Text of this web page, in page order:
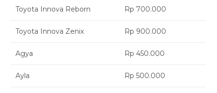
Toyota Innova Reborn Rp 700.000
Toyota Innova Zenix Rp 900.000
Agya Rp 450.000
Ayla Rp 500.000